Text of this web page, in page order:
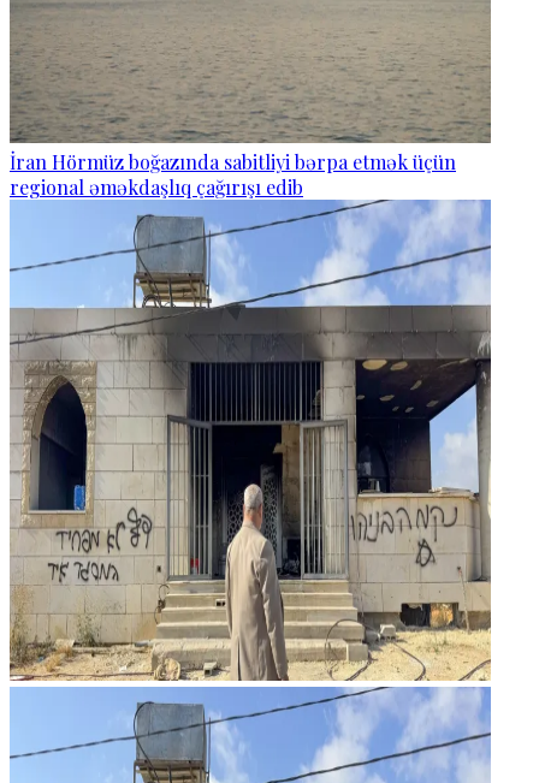
İran Hörmüz boğazında sabitliyi bərpa etmək üçün
regional əməkdaşlıq çağırışı edib